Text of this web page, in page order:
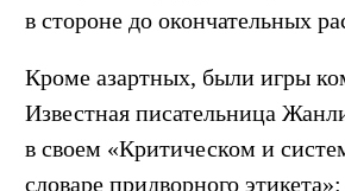
в стороне до окончательных
Кроме азартных, были игры
Известная писательница
в своем «Критическом и
словаре придворного